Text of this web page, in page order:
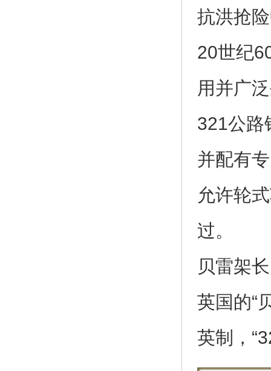
抗洪抢
20世纪
用并广
321公路
并配有
允许轮
过。
贝雷架
英国的“
英制，